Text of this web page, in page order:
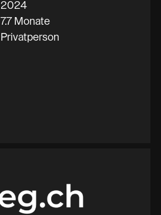
2024
7.7 Monate
Privatperson